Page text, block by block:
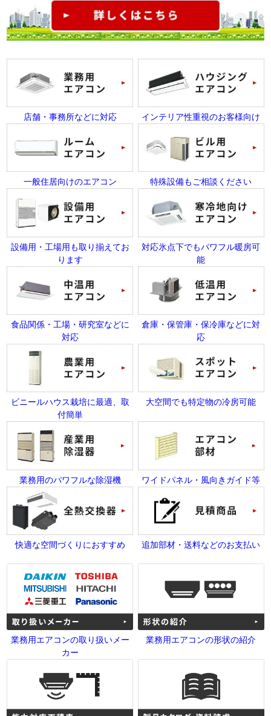
店舗・事務所などに対応 インテリア性重視のお客様向け
一般住居向けのエアコン 特殊設備もご相談ください
設備用・工場用も取り揃えてお
ります
対応氷点下でもパワフル暖房可
能
食品関係・工場・研究室などに
対応
倉庫・保管庫・保冷庫などに対
応
ビニールハウス栽培に最適、取
付簡単
大空間でも特定物の冷房可能
業務用のパワフルな除湿機 ワイドパネル・風向きガイド等
快適な空間づくりにおすすめ 追加部材・送料などのお支払い
業務用エアコンの取り扱いメー
カー
業務用エアコンの形状の紹介